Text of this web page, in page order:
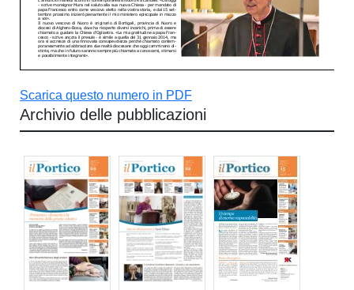
Scarica questo numero in PDF
Archivio delle pubblicazioni